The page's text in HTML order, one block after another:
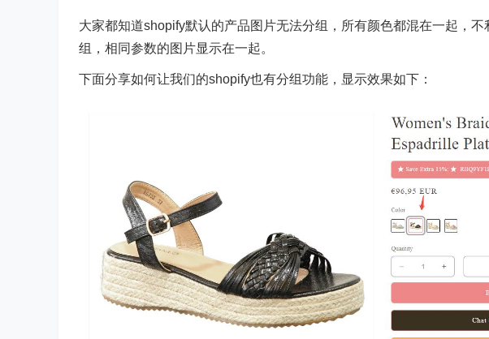
大家都知道shopify默认的产品图片无法分组，所有颜色都混在一起，
组，相同参数的图片显示在一起。
下面分享如何让我们的shopify也有分组功能，显示效果如下：